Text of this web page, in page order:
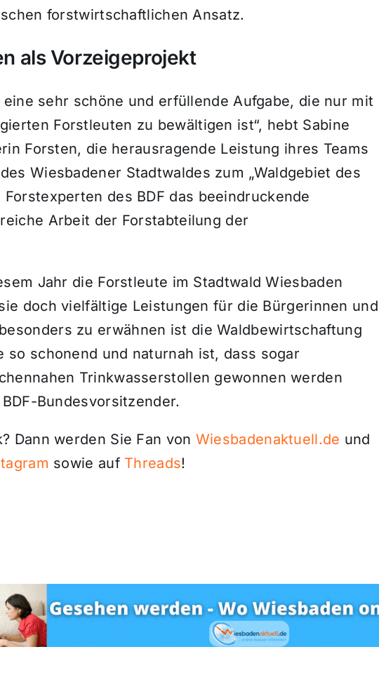
forstwirtschaftlichen Ansatz.
als Vorzeigeprojekt
sehr schöne und erfüllende Aufgabe, die nur mit
Forstleuten zu bewältigen ist“, hebt Sabine
Forsten, die herausragende Leistung ihres Teams
Wiesbadener Stadtwaldes zum „Waldgebiet des
des BDF das beeindruckende
Arbeit der Forstabteilung der
Jahr die Forstleute im Stadtwald Wiesbaden
doch vielfältige Leistungen für die Bürgerinnen und
zu erwähnen ist die Waldbewirtschaftung
so schonend und naturnah ist, dass sogar
Trinkwasserstollen gewonnen werden
Bundesvorsitzender.
Dann werden Sie Fan von Wiesbadenaktuell.de und
sowie auf Threads!